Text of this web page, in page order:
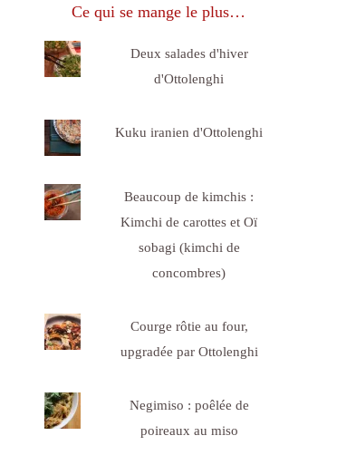
Ce qui se mange le plus…
Deux salades d'hiver
d'Ottolenghi
Kuku iranien d'Ottolenghi
Beaucoup de kimchis :
Kimchi de carottes et Oï
sobagi (kimchi de
concombres)
Courge rôtie au four,
upgradée par Ottolenghi
Negimiso : poêlée de
poireaux au miso